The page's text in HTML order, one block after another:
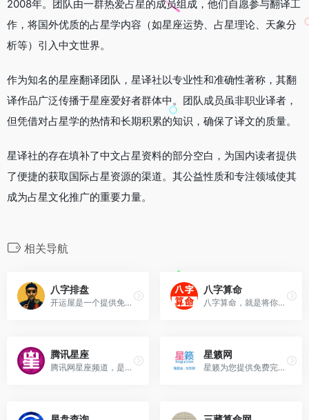
2008年。团队由一群热爱占星的成员组成，他们自愿参与翻译工
作，将国外优质的占星学内容（如星座运势、占星理论、天象分
析等）引入中文世界。
作为知名的星座翻译团队，星译社以专业性和准确性著称，其翻
译作品广泛传播于星座爱好者群体中。团队成员虽非职业译者，
但凭借对占星学的热情和长期积累的知识，确保了译文的质量。
星译社的存在填补了中文占星资料的部分空白，为国内读者提供
了便捷的获取国际占星资源的渠道。其公益性质和专注领域使其
成为占星文化推广的重要力量。
相关导航
八字排盘
开运屋是一个提供免费、专业...
八字算命
八字算命，就是将你的出生日...
腾讯星座
腾讯网星座频道，是国内第一...
星籁网
星籁为您提供免费完整的星盘...